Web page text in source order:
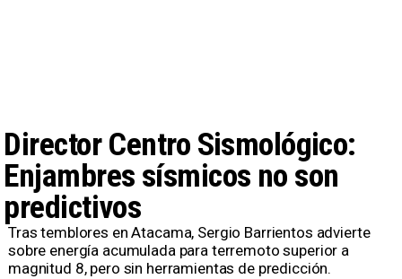
Director Centro Sismológico:
Enjambres sísmicos no son
predictivos
Tras temblores en Atacama, Sergio Barrientos advierte
sobre energía acumulada para terremoto superior a
magnitud 8, pero sin herramientas de predicción.